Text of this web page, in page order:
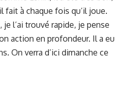
fait à chaque fois qu’il joue.
l’ai trouvé rapide, je pense
action en profondeur. Il a eu
On verra d’ici dimanche ce